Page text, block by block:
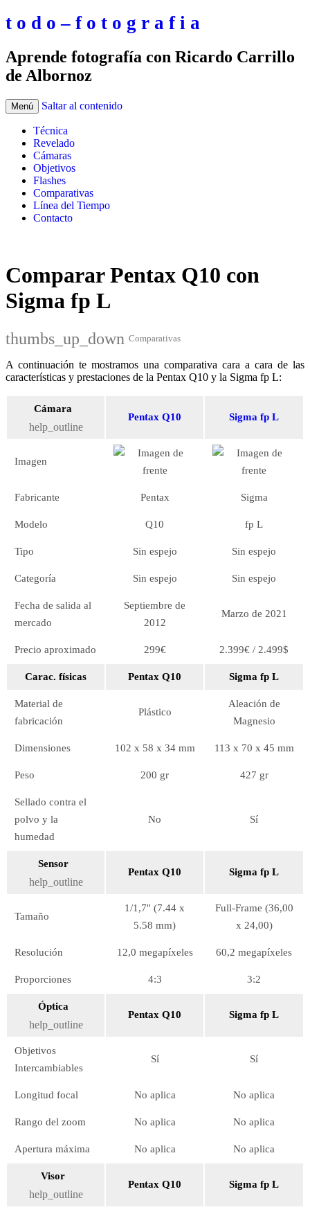
t o d o – f o t o g r a f i a
Aprende fotografía con Ricardo Carrillo
de Albornoz
Menú Saltar al contenido
Técnica
Revelado
Cámaras
Objetivos
Flashes
Comparativas
Línea del Tiempo
Contacto
Comparar Pentax Q10 con
Sigma fp L
thumbs_up_down Comparativas
A continuación te mostramos una comparativa cara a cara de las
características y prestaciones de la Pentax Q10 y la Sigma fp L:
Cámara
help_outline
Pentax Q10 Sigma fp L
Imagen
Fabricante Pentax Sigma
Modelo Q10 fp L
Tipo Sin espejo Sin espejo
Categoría Sin espejo Sin espejo
Fecha de salida al
mercado
Septiembre de
2012
Marzo de 2021
Precio aproximado 299€ 2.399€ / 2.499$
Carac. físicas Pentax Q10 Sigma fp L
Material de
fabricación
Plástico
Aleación de
Magnesio
Dimensiones 102 x 58 x 34 mm 113 x 70 x 45 mm
Peso 200 gr 427 gr
Sellado contra el
polvo y la
humedad
No Sí
Sensor
help_outline
Pentax Q10 Sigma fp L
Tamaño
1/1,7'' (7.44 x
5.58 mm)
Full-Frame (36,00
x 24,00)
Resolución 12,0 megapíxeles 60,2 megapíxeles
Proporciones 4:3 3:2
Óptica
help_outline
Pentax Q10 Sigma fp L
Objetivos
Intercambiables
Sí Sí
Longitud focal No aplica No aplica
Rango del zoom No aplica No aplica
Apertura máxima No aplica No aplica
Visor
help_outline
Pentax Q10 Sigma fp L